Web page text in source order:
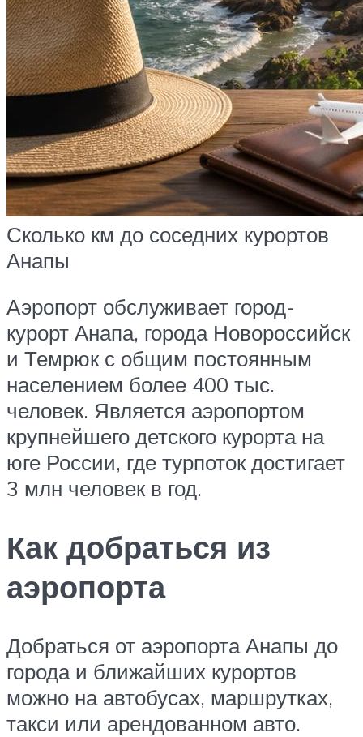
Сколько км до соседних курортов
Анапы
Аэропорт обслуживает город-
курорт Анапа, города Новороссийск
и Темрюк с общим постоянным
населением более 400 тыс.
человек. Является аэропортом
крупнейшего детского курорта на
юге России, где турпоток достигает
3 млн человек в год.
Как добраться из
аэропорта
Добраться от аэропорта Анапы до
города и ближайших курортов
можно на автобусах, маршрутках,
такси или арендованном авто.